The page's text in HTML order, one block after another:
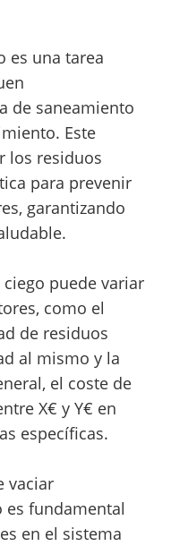
es una tarea
de saneamiento
Este
los residuos
para prevenir
garantizando
puede variar
como el
de residuos
al mismo y la
el coste de
X€ y Y€ en
específicas.
vaciar
es fundamental
en el sistema